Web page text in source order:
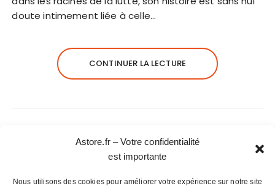
Astore.fr – Votre confidentialité
est importante
Nous utilisons des cookies pour améliorer votre expérience sur notre site
doute intimement liée à celle…
CONTINUER LA LECTURE
Articles récents